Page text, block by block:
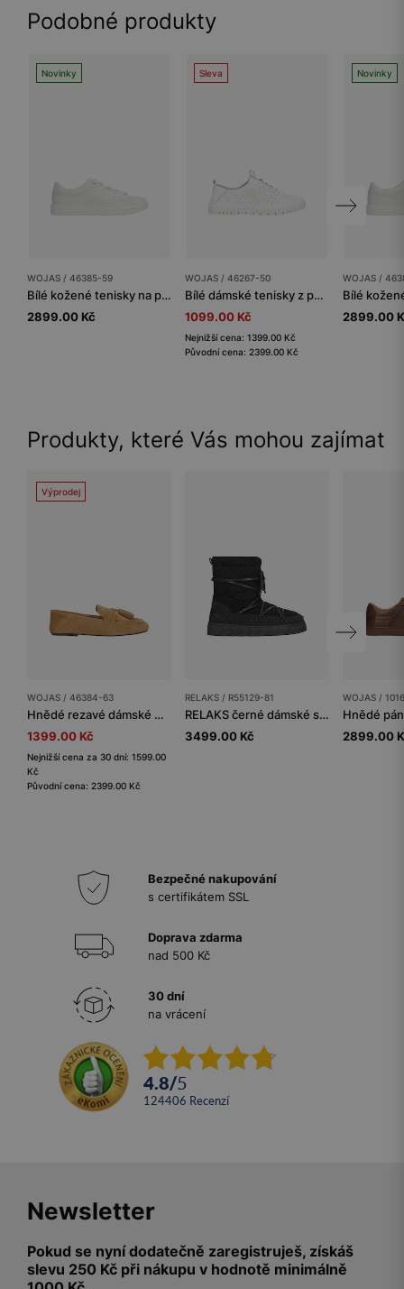
Podobné produkty
Novinky
WOJAS / 46385-59
Bílé kožené tenisky na ploché podešvi
2899.00 Kč
Sleva
WOJAS / 46267-50
Bílé dámské tenisky z perforované lícní kůže
1099.00 Kč
Nejnižší cena: 1399.00 Kč
Původní cena: 2399.00 Kč
Novinky
WOJAS /
2899.00
Produkty, které Vás mohou zajímat
Výprodej
WOJAS / 46384-63
Hnědé rezavé dámské mokasíny na ploché podrážce
1399.00 Kč
Nejnižší cena za 30 dní: 1599.00
Kč
Původní cena: 2399.00 Kč
RELAKS / R55129-81
RELAKS černé dámské sněhule s beránkovou kožešinou
3499.00 Kč
WOJAS /
2899.00
Bezpečné nakupování
s certifikátem SSL
Doprava zdarma
nad 500 Kč
30 dní
na vrácení
4.8/5
124406 recenzí
Newsletter
Pokud se nyní dodatečně zaregistruješ, získáš
slevu 250 Kč při nákupu v hodnotě minimálně